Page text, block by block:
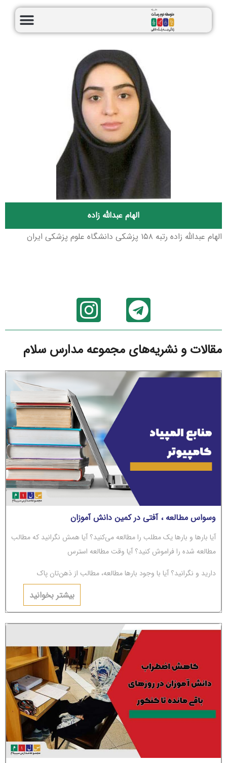
الهام عبدالله زاده
الهام عبدالله زاده رتبه ۱۵۸ پزشکی دانشگاه علوم پزشکی ایران
مقالات و نشریه‌های مجموعه مدارس سلام
وسواس مطالعه ، آفتی در کمین دانش آموزان
آیا بارها و بارها یک مطلب را مطالعه می‌کنید؟ آیا همش نگرانید که مطالب
مطالعه شده را فراموش کنید؟ آیا وقت مطالعه استرس
دارید و نگرانید؟ آیا با وجود بارها مطالعه، مطالب از ذهن‌تان پاک
می‌شوند؟ اگر جواب‌تان مثبت است، باید بگوییم شما دچار
بیشتر بخوانید